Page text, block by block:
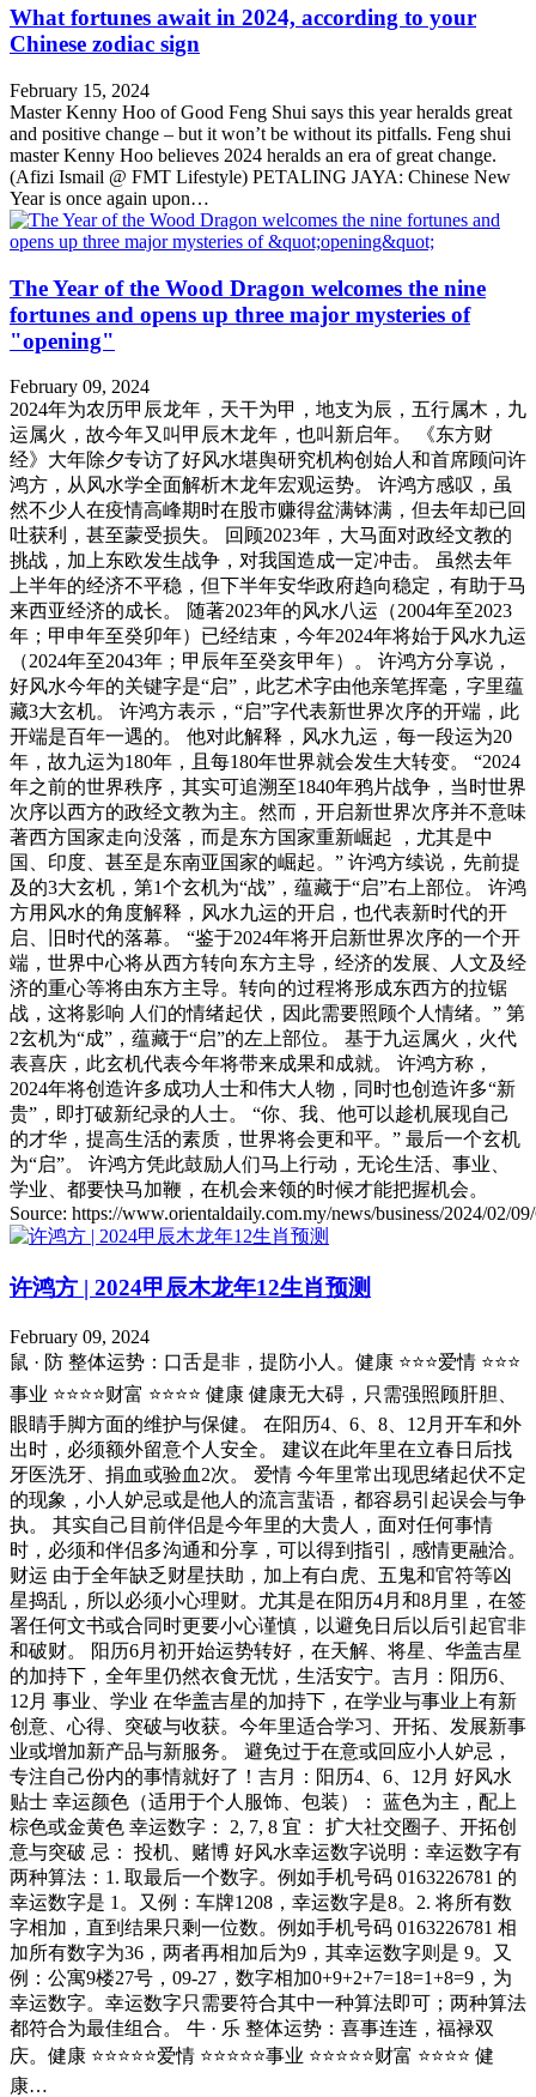
What fortunes await in 2024, according to your
Chinese zodiac sign
February 15, 2024
Master Kenny Hoo of Good Feng Shui says this year heralds great
and positive change – but it won’t be without its pitfalls. Feng shui
master Kenny Hoo believes 2024 heralds an era of great change.
(Afizi Ismail @ FMT Lifestyle) PETALING JAYA: Chinese New
Year is once again upon…
The Year of the Wood Dragon welcomes the nine
fortunes and opens up three major mysteries of
"opening"
February 09, 2024
2024年为农历甲辰龙年，天干为甲，地支为辰，五行属木，九
运属火，故今年又叫甲辰木龙年，也叫新启年。 《东方财
经》大年除夕专访了好风水堪舆研究机构创始人和首席顾问许
鸿方，从风水学全面解析木龙年宏观运势。 许鸿方感叹，虽
然不少人在疫情高峰期时在股市赚得盆满钵满，但去年却已回
吐获利，甚至蒙受损失。 回顾2023年，大马面对政经文教的
挑战，加上东欧发生战争，对我国造成一定冲击。 虽然去年
上半年的经济不平稳，但下半年安华政府趋向稳定，有助于马
来西亚经济的成长。 随著2023年的风水八运（2004年至2023
年；甲申年至癸卯年）已经结束，今年2024年将始于风水九运
（2024年至2043年；甲辰年至癸亥甲年）。 许鸿方分享说，
好风水今年的关键字是“启”，此艺术字由他亲笔挥毫，字里蕴
藏3大玄机。 许鸿方表示，“启”字代表新世界次序的开端，此
开端是百年一遇的。 他对此解释，风水九运，每一段运为20
年，故九运为180年，且每180年世界就会发生大转变。 “2024
年之前的世界秩序，其实可追溯至1840年鸦片战争，当时世界
次序以西方的政经文教为主。然而，开启新世界次序并不意味
著西方国家走向没落，而是东方国家重新崛起 ，尤其是中
国、印度、甚至是东南亚国家的崛起。” 许鸿方续说，先前提
及的3大玄机，第1个玄机为“战”，蕴藏于“启”右上部位。 许鸿
方用风水的角度解释，风水九运的开启，也代表新时代的开
启、旧时代的落幕。 “鉴于2024年将开启新世界次序的一个开
端，世界中心将从西方转向东方主导，经济的发展、人文及经
济的重心等将由东方主导。转向的过程将形成东西方的拉锯
战，这将影响 人们的情绪起伏，因此需要照顾个人情绪。” 第
2玄机为“成”，蕴藏于“启”的左上部位。 基于九运属火，火代
表喜庆，此玄机代表今年将带来成果和成就。 许鸿方称，
2024年将创造许多成功人士和伟大人物，同时也创造许多“新
贵”，即打破新纪录的人士。 “你、我、他可以趁机展现自己
的才华，提高生活的素质，世界将会更和平。” 最后一个玄机
为“启”。 许鸿方凭此鼓励人们马上行动，无论生活、事业、
学业、都要快马加鞭，在机会来领的时候才能把握机会。
Source: https://www.orientaldaily.com.my/news/business/2024/02/
许鸿方 | 2024甲辰木龙年12生肖预测
February 09, 2024
鼠 · 防 整体运势：口舌是非，提防小人。健康 ⭐⭐⭐爱情 ⭐⭐⭐
事业 ⭐⭐⭐⭐财富 ⭐⭐⭐⭐ 健康 健康无大碍，只需强照顾肝胆、
眼睛手脚方面的维护与保健。 在阳历4、6、8、12月开车和外
出时，必须额外留意个人安全。 建议在此年里在立春日后找
牙医洗牙、捐血或验血2次。 爱情 今年里常出现思绪起伏不定
的现象，小人妒忌或是他人的流言蜚语，都容易引起误会与争
执。 其实自己目前伴侣是今年里的大贵人，面对任何事情
时，必须和伴侣多沟通和分享，可以得到指引，感情更融洽。
财运 由于全年缺乏财星扶助，加上有白虎、五鬼和官符等凶
星捣乱，所以必须小心理财。尤其是在阳历4月和8月里，在签
署任何文书或合同时更要小心谨慎，以避免日后以后引起官非
和破财。 阳历6月初开始运势转好，在天解、将星、华盖吉星
的加持下，全年里仍然衣食无忧，生活安宁。吉月：阳历6、
12月 事业、学业 在华盖吉星的加持下，在学业与事业上有新
创意、心得、突破与收获。今年里适合学习、开拓、发展新事
业或增加新产品与新服务。 避免过于在意或回应小人妒忌，
专注自己份内的事情就好了！吉月：阳历4、6、12月 好风水
贴士 幸运颜色（适用于个人服饰、包装）： 蓝色为主，配上
棕色或金黄色 幸运数字： 2, 7, 8 宜： 扩大社交圈子、开拓创
意与突破 忌： 投机、赌博 好风水幸运数字说明：幸运数字有
两种算法：1. 取最后一个数字。例如手机号码 0163226781 的
幸运数字是 1。又例：车牌1208，幸运数字是8。2. 将所有数
字相加，直到结果只剩一位数。例如手机号码 0163226781 相
加所有数字为36，两者再相加后为9，其幸运数字则是 9。又
例：公寓9楼27号，09-27，数字相加0+9+2+7=18=1+8=9，为
幸运数字。幸运数字只需要符合其中一种算法即可；两种算法
都符合为最佳组合。 牛 · 乐 整体运势：喜事连连，福禄双
庆。健康 ⭐⭐⭐⭐⭐爱情 ⭐⭐⭐⭐⭐事业 ⭐⭐⭐⭐⭐财富 ⭐⭐⭐⭐ 健
康…